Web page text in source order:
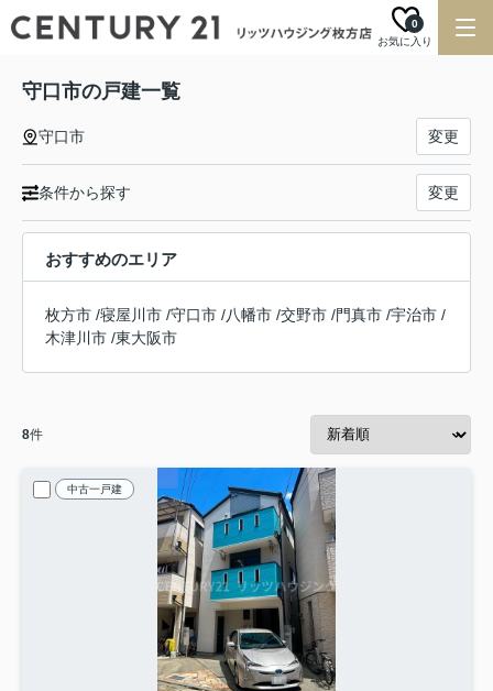
お気に入り
0
守口市の戸建一覧
守口市 変更
条件から探す 変更
おすすめのエリア
枚方市 /寝屋川市 /守口市 /八幡市 /交野市 /門真市 /宇治市 /
木津川市 /東大阪市
8件
中古一戸建